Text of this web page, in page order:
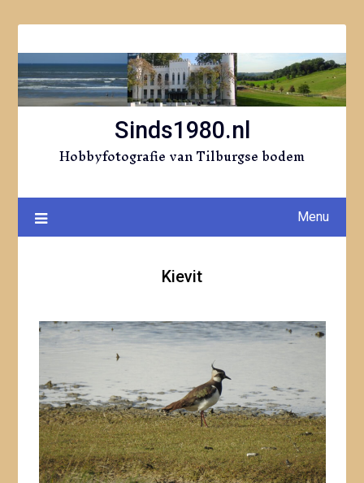
naar
inhoud
Sinds1980.nl
Hobbyfotografie van Tilburgse bodem
Menu
Kievit